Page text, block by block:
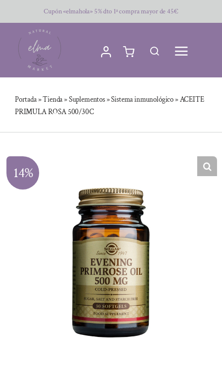
al
contenido
Cupón «elmahola» 5% dto 1ª compra mayor de 45€
Portada»Tienda»Suplementos»Sistema inmunológico»ACEITE
PRIMULA ROSA 500/30C
14%